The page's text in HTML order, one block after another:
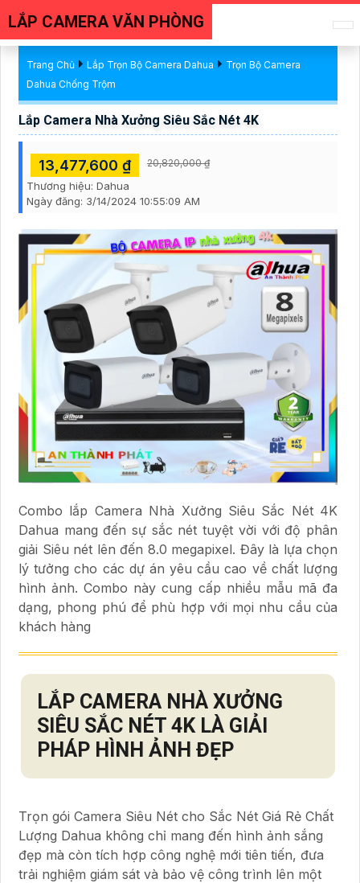
LẮP CAMERA VĂN PHÒNG
Trang Chủ Lắp Trọn Bộ Camera Dahua
Trọn Bộ Camera
Dahua Chống Trộm
Lắp Camera Nhà Xưởng Siêu Sắc Nét 4K
13,477,600 ₫ 20,820,000 ₫
Thương hiệu: Dahua
Ngày đăng: 3/14/2024 10:55:09 AM
Combo lắp Camera Nhà Xưởng Siêu Sắc Nét 4K
Dahua mang đến sự sắc nét tuyệt vời với độ phân
giải Siêu nét lên đến 8.0 megapixel. Đây là lựa chọn
lý tưởng cho các dự án yêu cầu cao về chất lượng
hình ảnh. Combo này cung cấp nhiều mẫu mã đa
dạng, phong phú để phù hợp với mọi nhu cầu của
khách hàng
LẮP CAMERA NHÀ XƯỞNG
SIÊU SẮC NÉT 4K LÀ GIẢI
PHÁP HÌNH ẢNH ĐẸP
Trọn gói Camera Siêu Nét cho Sắc Nét Giá Rẻ Chất
Lượng Dahua không chỉ mang đến hình ảnh sắng
đẹp mà còn tích hợp công nghệ mới tiên tiến, đưa
trải nghiệm giám sát và bảo vệ công trình lên một